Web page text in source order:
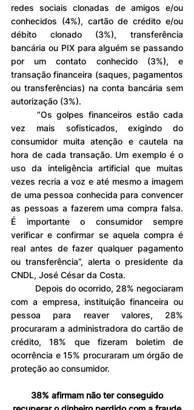
redes sociais clonadas de amigos e/ou
conhecidos (4%), cartão de crédito e/ou
débito clonado (3%), transferência
bancária ou PIX para alguém se passando
por um contato conhecido (3%), e
transação financeira (saques, pagamentos
ou transferências) na conta bancária sem
autorização (3%).
	“Os golpes financeiros estão cada
vez mais sofisticados, exigindo do
consumidor muita atenção e cautela na
hora de cada transação. Um exemplo é o
uso da inteligência artificial que muitas
vezes recria a voz e até mesmo a imagem
de uma pessoa conhecida para convencer
as pessoas a fazerem uma compra falsa.
É importante o consumidor sempre
verificar e confirmar se aquela compra é
real antes de fazer qualquer pagamento
ou transferência”, alerta o presidente da
CNDL, José César da Costa.
com a empresa, instituição financeira ou
pessoa para reaver valores, 28%
procuraram a administradora do cartão de
crédito, 18% que fizeram boletim de
ocorrência e 15% procuraram um órgão de
proteção ao consumidor.
38% afirmam não ter conseguido